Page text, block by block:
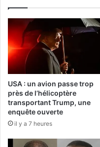
USA : un avion passe trop
près de l’hélicoptère
transportant Trump, une
enquête ouverte
il y a 7 heures